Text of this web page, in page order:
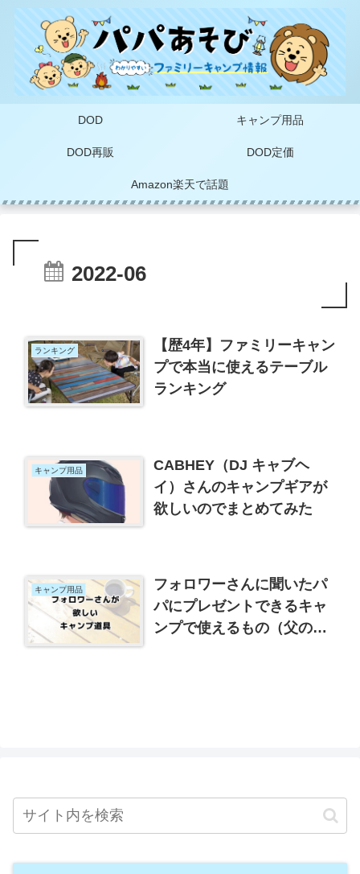
DOD キャンプ用品
DOD再販 DOD定価
Amazon楽天で話題
2022-06
ランキング
【歴4年】ファミリーキャン
プで本当に使えるテーブル
ランキング
キャンプ用品
CABHEY（DJ キャブヘ
イ）さんのキャンプギアが
欲しいのでまとめてみた
キャンプ用品
フォロワーさんに聞いたパ
パにプレゼントできるキャ
ンプで使えるもの（父の日